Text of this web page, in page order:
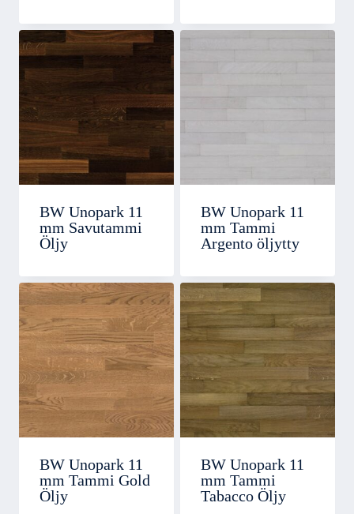
BW Unopark 11
mm Savutammi
Öljy
BW Unopark 11
mm Tammi
Argento öljytty
BW Unopark 11
mm Tammi Gold
Öljy
BW Unopark 11
mm Tammi
Tabacco Öljy